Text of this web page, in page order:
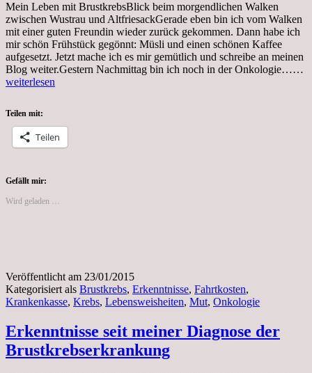
Mein Leben mit BrustkrebsBlick beim morgendlichen Walken
zwischen Wustrau und AltfriesackGerade eben bin ich vom Walken
mit einer guten Freundin wieder zurück gekommen. Dann habe ich
mir schön Frühstück gegönnt: Müsli und einen schönen Kaffee
aufgesetzt. Jetzt mache ich es mir gemütlich und schreibe an meinen
Blog weiter.Gestern Nachmittag bin ich noch in der Onkologie……
weiterlesen
Teilen mit:
Teilen
Gefällt mir:
Wird geladen …
Veröffentlicht am 23/01/2015
Kategorisiert als Brustkrebs, Erkenntnisse, Fahrtkosten,
Krankenkasse, Krebs, Lebensweisheiten, Mut, Onkologie
Erkenntnisse seit meiner Diagnose der
Brustkrebserkrankung